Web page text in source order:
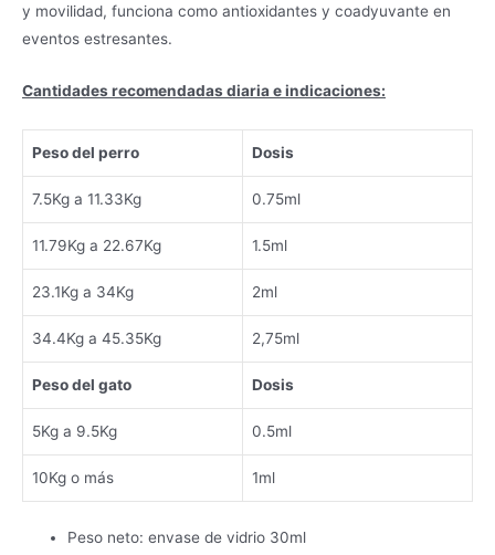
y movilidad, funciona como antioxidantes y coadyuvante en
eventos estresantes.
Cantidades recomendadas diaria e indicaciones:
Peso del perro Dosis
7.5Kg a 11.33Kg 0.75ml
11.79Kg a 22.67Kg 1.5ml
23.1Kg a 34Kg 2ml
34.4Kg a 45.35Kg 2,75ml
Peso del gato Dosis
5Kg a 9.5Kg 0.5ml
10Kg o más 1ml
Peso neto: envase de vidrio 30ml